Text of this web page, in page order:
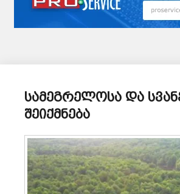
სამეგრელოსა და
შეიქმნება